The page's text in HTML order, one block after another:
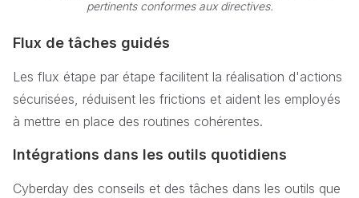
pertinents conformes aux directives.
Flux de tâches guidés
Les flux étape par étape facilitent la réalisation d'actions
sécurisées, réduisent les frictions et aident les employés
à mettre en place des routines cohérentes.
Intégrations dans les outils quotidiens
Cyberday des conseils et des tâches dans les outils que